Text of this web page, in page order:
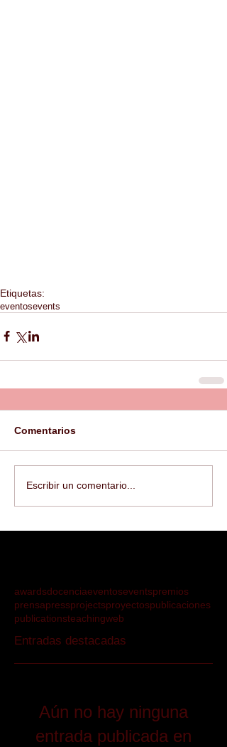
Etiquetas:
eventosevents
Comentarios
Escribir un comentario...
awardsdocenciaeventoseventspremios
prensapressprojectsproyectospublicaciones
publicationsteachingweb
Entradas destacadas
Aún no hay ninguna
entrada publicada en